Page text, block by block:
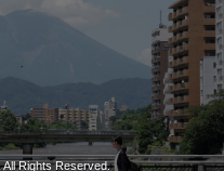
Rights Reserved.